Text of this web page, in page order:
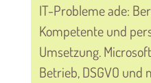
IT-Probleme ade:
Kompetente und
Umsetzung.
Betrieb, DSGVO und